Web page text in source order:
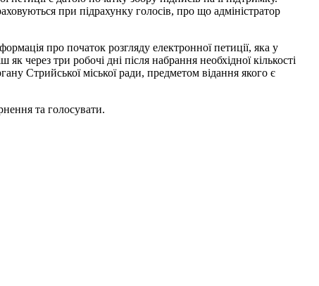
при підрахунку голосів, про що адміністратор
про початок розгляду електронної петиції, яка у
як через три робочі дні після набрання необхідної кількості
Стрийської міської ради, предметом відання якого є
та голосувати.